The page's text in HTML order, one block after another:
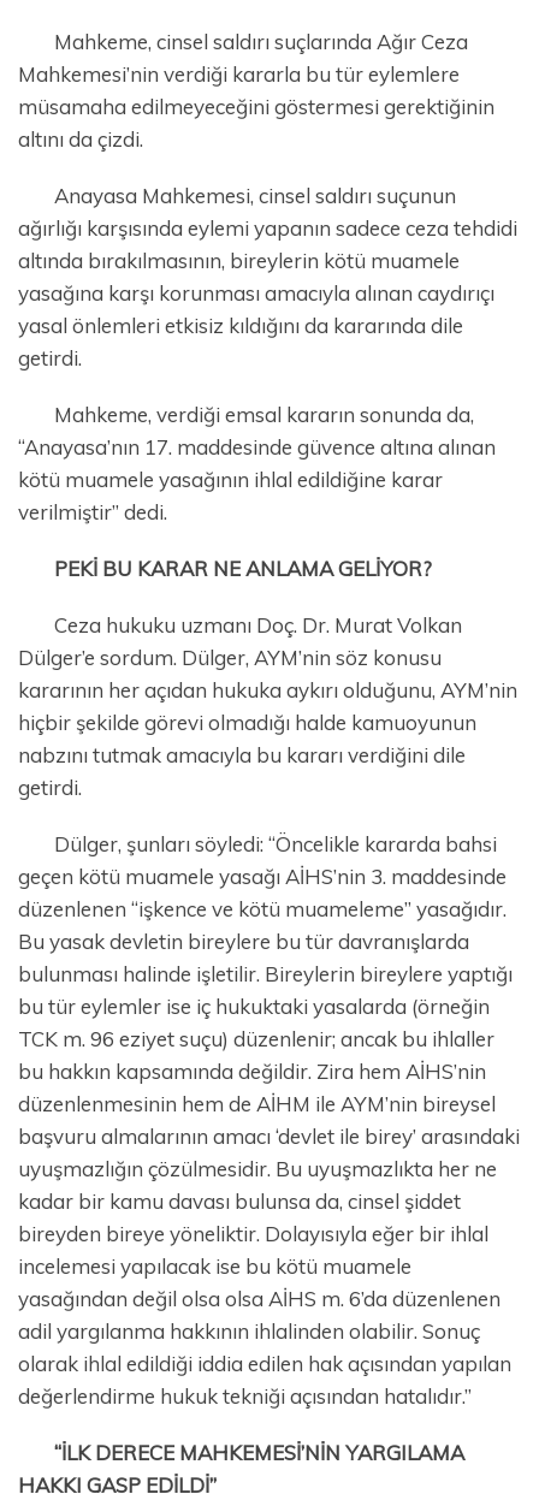
Mahkeme, cinsel saldırı suçlarında Ağır Ceza
Mahkemesi’nin verdiği kararla bu tür eylemlere
müsamaha edilmeyeceğini göstermesi gerektiğinin
altını da çizdi.
Anayasa Mahkemesi, cinsel saldırı suçunun
ağırlığı karşısında eylemi yapanın sadece ceza tehdidi
altında bırakılmasının, bireylerin kötü muamele
yasağına karşı korunması amacıyla alınan caydırıçı
yasal önlemleri etkisiz kıldığını da kararında dile
getirdi.
Mahkeme, verdiği emsal kararın sonunda da,
“Anayasa’nın 17. maddesinde güvence altına alınan
kötü muamele yasağının ihlal edildiğine karar
verilmiştir” dedi.
PEKİ BU KARAR NE ANLAMA GELİYOR?
Ceza hukuku uzmanı Doç. Dr. Murat Volkan
Dülger’e sordum. Dülger, AYM’nin söz konusu
kararının her açıdan hukuka aykırı olduğunu, AYM’nin
hiçbir şekilde görevi olmadığı halde kamuoyunun
nabzını tutmak amacıyla bu kararı verdiğini dile
getirdi.
Dülger, şunları söyledi: “Öncelikle kararda bahsi
geçen kötü muamele yasağı AİHS’nin 3. maddesinde
düzenlenen “işkence ve kötü muameleme” yasağıdır.
Bu yasak devletin bireylere bu tür davranışlarda
bulunması halinde işletilir. Bireylerin bireylere yaptığı
bu tür eylemler ise iç hukuktaki yasalarda (örneğin
TCK m. 96 eziyet suçu) düzenlenir; ancak bu ihlaller
bu hakkın kapsamında değildir. Zira hem AİHS’nin
düzenlenmesinin hem de AİHM ile AYM’nin bireysel
başvuru almalarının amacı ‘devlet ile birey’ arasındaki
uyuşmazlığın çözülmesidir. Bu uyuşmazlıkta her ne
kadar bir kamu davası bulunsa da, cinsel şiddet
bireyden bireye yöneliktir. Dolayısıyla eğer bir ihlal
incelemesi yapılacak ise bu kötü muamele
yasağından değil olsa olsa AİHS m. 6’da düzenlenen
adil yargılanma hakkının ihlalinden olabilir. Sonuç
olarak ihlal edildiği iddia edilen hak açısından yapılan
değerlendirme hukuk tekniği açısından hatalıdır.”
“İLK DERECE MAHKEMESİ’NİN YARGILAMA
HAKKI GASP EDİLDİ”